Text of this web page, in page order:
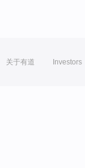
关于有道 Investors